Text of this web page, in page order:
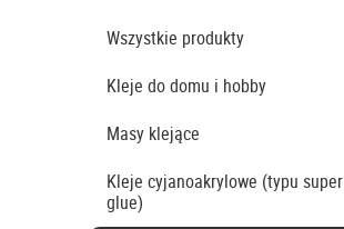
Wszystkie produkty
Kleje do domu i hobby
Masy klejące
Kleje cyjanoakrylowe (typu super
glue)